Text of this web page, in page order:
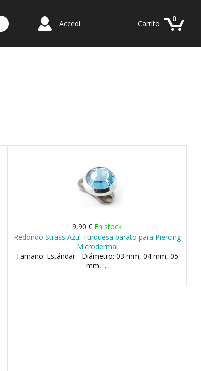
Accedi
0
Carrito
9,90 € En stock
Redondo Strass Azul Turquesa barato para Piercing
Microdermal
Tamaño: Estándar - Diámetro: 03 mm, 04 mm, 05
mm, ...